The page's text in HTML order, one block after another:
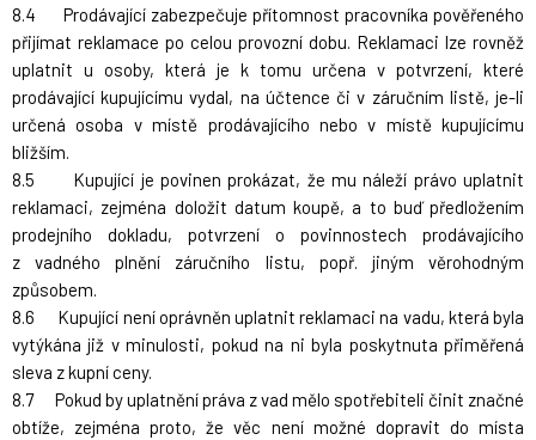
8.4 Prodávající zabezpečuje přítomnost pracovníka pověřeného
přijímat reklamace po celou provozní dobu. Reklamaci lze rovněž
uplatnit u osoby, která je k tomu určena v potvrzení, které
prodávající kupujícímu vydal, na účtence či v záručním listě, je-li
určená osoba v místě prodávajícího nebo v místě kupujícímu
bližším.
8.5 Kupující je povinen prokázat, že mu náleží právo uplatnit
reklamaci, zejména doložit datum koupě, a to buď předložením
prodejního dokladu, potvrzení o povinnostech prodávajícího
z vadného plnění záručního listu, popř. jiným věrohodným
způsobem.
8.6 Kupující není oprávněn uplatnit reklamaci na vadu, která byla
vytýkána již v minulosti, pokud na ni byla poskytnuta přiměřená
sleva z kupní ceny.
8.7 Pokud by uplatnění práva z vad mělo spotřebiteli činit značné
obtíže, zejména proto, že věc není možné dopravit do místa